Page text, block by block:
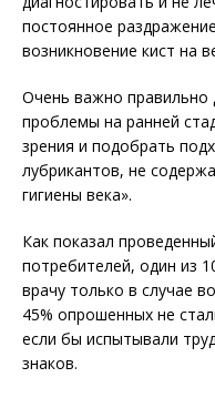
постоянное
возникновение кист на
Очень важно правильно
проблемы на ранней
зрения и подобрать
лубрикантов, не
гигиены века».
Как показал
потребителей, один из
врачу только в случае
45% опрошенных не
если бы испытывали
знаков.